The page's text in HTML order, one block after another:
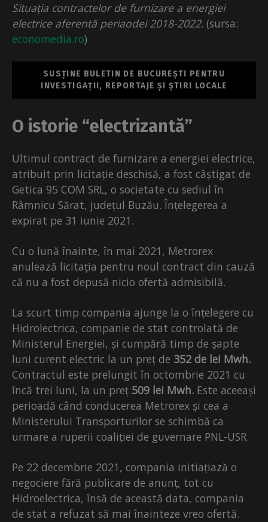
Situația contractelor de furnizare a energiei
electrice aferentă periaodei 2018-2022. (sursa:
economedia.ro)
SUSȚINE BULETIN DE BUCUREȘTI PENTRU
INVESTIGAȚII, REPORTAJE ȘI ȘTIRI LOCALE
O istorie “electrizantă”
Ultimul contract de furnizare a energiei electrice,
atribuit prin licitație deschisă, a fost câștigat de
Getica 95 COM SRL, o societate cu sediul în
Râmnicu Sărat, județul Buzău. Înțelegerea a
expirat pe 31 iunie 2021.
Cu o lună înainte, în mai 2021, Metrorex
anulează licitația pentru noul contract din cauză
că nu a fost depusă nicio ofertă admisibilă.
La scurt timp compania ajunge la o înțelegere cu
Hidrolectrica, companie de stat controlată de
Ministerul Energiei, și cumpără timp de șapte
luni curent electric la un preț de 352 de lei Mwh.
Contractul este prelungit în octombrie 2021 cu
încă trei luni, la un preț 509 lei Mwh. Este aceeași
perioadă când conducerea Metrorex și cea a
Ministerului Transporturilor se schimbă ca
urmare a ruperii coaliției de guvernare PNL-USR.
Pe 22 decembrie 2021, compania initiațiază o
negociere fără publicare de anunț, tot cu
Hidroelectrica, însă de această data, compania
de stat a refuzat să mai înainteze vreo ofertă.